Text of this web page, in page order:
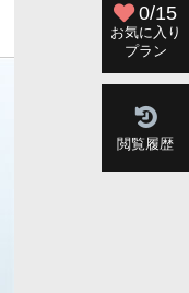
0/15
お気に入り
プラン
閲覧履歴